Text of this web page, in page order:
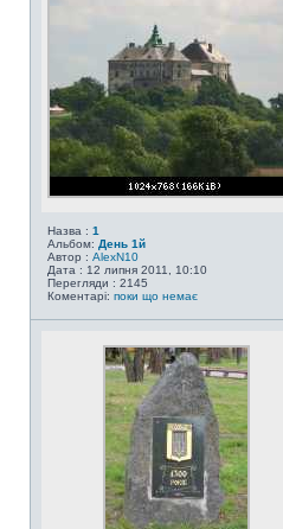
Назва : 1
Альбом: День 1й
Автор : AlexN10
Дата : 12 липня 2011, 10:10
Перегляди : 2145
Коментарі: поки що немає